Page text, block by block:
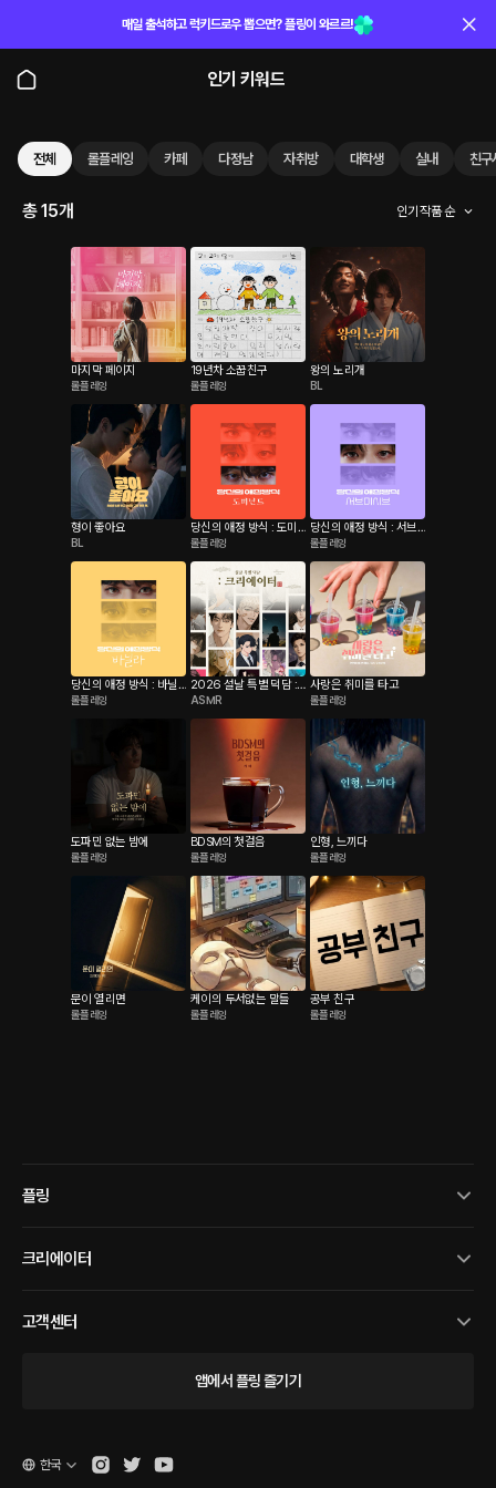
매일 출석하고 럭키드로우 뽑으면? 플링이 와르르!
인기 키워드
전체 롤플레잉 카페 다정남 자취방 대학생 실내 친구
총 15개 인기 작품 순
마지막 페이지
롤플레잉
19년차 소꿉친구
롤플레잉
왕의 노리개
BL
형이 좋아요
BL
당신의 애정 방식 : 도미
넌트
롤플레잉
당신의 애정 방식 : 서브
미시브
롤플레잉
당신의 애정 방식 : 바닐
라
롤플레잉
2026 설날 특별 덕담 :
크리에이터
ASMR
사랑은 취미를 타고
롤플레잉
도파민 없는 밤에
롤플레잉
BDSM의 첫걸음
롤플레잉
인형, 느끼다
롤플레잉
문이 열리면
롤플레잉
케이의 두서없는 말들
롤플레잉
공부 친구
롤플레잉
플링
크리에이터
고객센터
앱에서 플링 즐기기
한국